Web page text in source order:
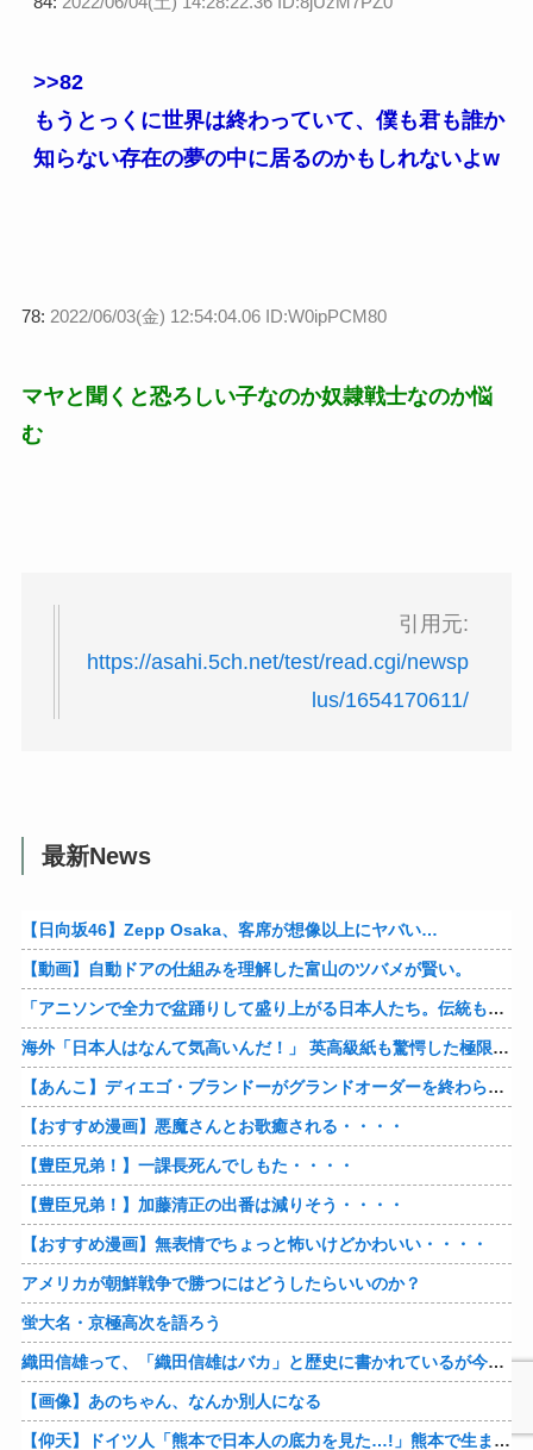
>>82
もうとっくに世界は終わっていて、僕も君も誰か
知らない存在の夢の中に居るのかもしれないよw
78: 2022/06/03(金) 12:54:04.06 ID:W0ipPCM80
マヤと聞くと恐ろしい子なのか奴隷戦士なのか悩
む
引用元:
https://asahi.5ch.net/test/read.cgi/newsp
lus/1654170611/
最新News
【日向坂46】Zepp Osaka、客席が想像以上にヤバい…
【動画】自動ドアの仕組みを理解した富山のツバメが賢い。
「アニソンで全力で盆踊りして盛り上がる日本人たち。伝統もオタクもこの熱量、素晴らしい」→女さんブチギレ「これを見て『日本の品格が落ちた』と思いま…
海外「日本人はなんて気高いんだ！」 英高級紙も驚愕した極限の中の日本人の姿に世界が衝撃
【あんこ】ディエゴ・ブランドーがグランドオーダーを終わらせるようです【FGO二部】 第１６６話
【おすすめ漫画】悪魔さんとお歌癒される・・・・
【豊臣兄弟！】一課長死んでしもた・・・・
【豊臣兄弟！】加藤清正の出番は減りそう・・・・
【おすすめ漫画】無表情でちょっと怖いけどかわいい・・・・
アメリカが朝鮮戦争で勝つにはどうしたらいいのか？
蛍大名・京極高次を語ろう
織田信雄って、「織田信雄はバカ」と歴史に書かれているが今まで家が残っているんでバカではないよな？
【画像】あのちゃん、なんか別人になる
【仰天】ドイツ人「熊本で日本人の底力を見た…!」熊本で生まれて初めて震度7の大地震を経験したドイツ人。直後、日本人たちの行動に衝撃を受けてしまう…